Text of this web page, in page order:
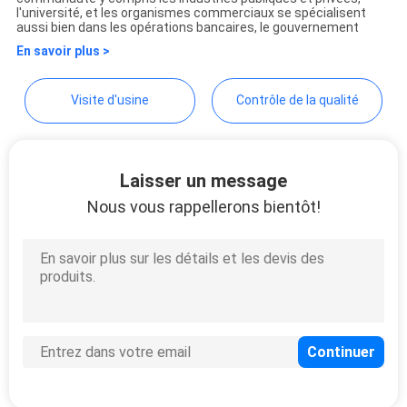
PLAN
DU
SITE
l'université, et les organismes commerciaux se spécialisent
aussi bien dans les opérations bancaires, le gouvernement
En savoir plus >
Visite d'usine Contrôle de la qualité
Laisser un message
Nous vous rappellerons bientôt!